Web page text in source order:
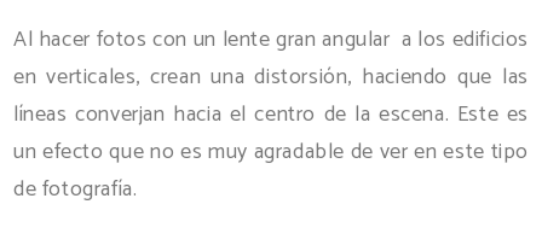
Al hacer fotos con un lente gran angular a los edificios
en verticales, crean una distorsión, haciendo que las
líneas converjan hacia el centro de la escena. Este es
un efecto que no es muy agradable de ver en este tipo
de fotografía.